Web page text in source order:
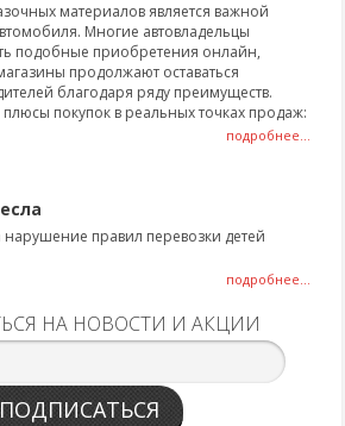
материалов является важной
Многие автовладельцы
подобные приобретения онлайн,
продолжают оставаться
благодаря ряду преимуществ.
покупок в реальных точках продаж:
подробнее...
правил перевозки детей
подробнее...
НА НОВОСТИ И АКЦИИ
ПОДПИСАТЬСЯ